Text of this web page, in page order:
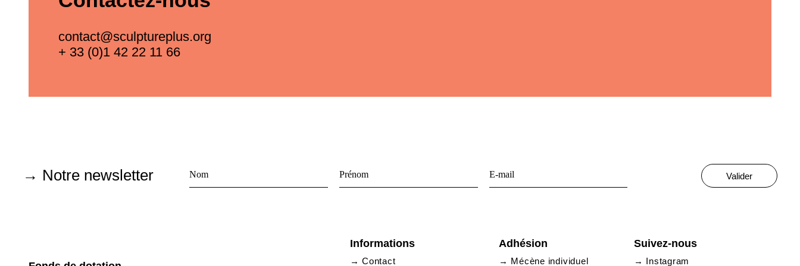
contact@sculptureplus.org
+ 33 (0)1 42 22 11 66
→ Notre newsletter Valider
Informations
→ Contact
Adhésion
→ Mécène individuel
Suivez-nous
→ Instagram